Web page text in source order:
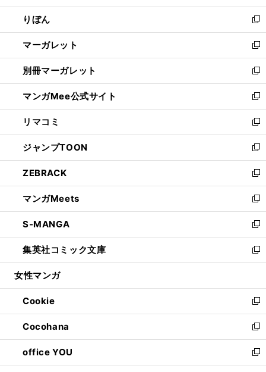
開
く
ウ
で
開
く
ン
ド
ウ
で
開
く
ウ
ィ
ン
ド
ウ
で
開
く
りぼん
新
し
い
ウ
ィ
ン
ド
ウ
で
開
く
マーガレット
新
し
い
ウ
ィ
ン
ド
ウ
で
開
く
別冊マーガレット
新
し
い
ウ
ィ
ン
ド
ウ
で
開
く
マンガMee公式サイト
新
し
い
ウ
ィ
ン
ド
ウ
で
開
く
リマコミ
新
し
い
ウ
ィ
ン
ド
ウ
で
開
く
ジャンプTOON
新
し
い
ウ
ィ
ン
ド
ウ
で
開
ZEBRACK
新
し
い
ウ
ィ
ン
ド
ウ
開
く
マンガMeets
新
し
い
ウ
ィ
ン
ウ
で
開
く
S-MANGA
新
し
い
ウ
ン
ド
ウ
で
開
く
集英社コミック文庫
新
し
ウ
ィ
ン
ド
ウ
で
開
女性マンガ
Cookie
新
し
い
ウ
ィ
ン
Cocohana
新
し
い
ウ
office YOU
新
し